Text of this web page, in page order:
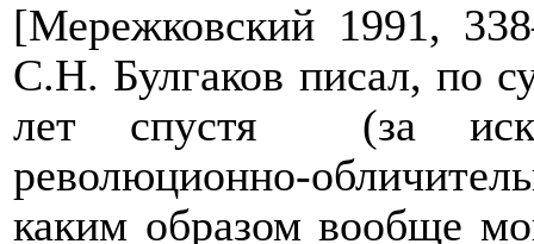
[Мережковский 1991,
С.Н. Булгаков писал, по
лет спустя
(за
революционно-
каким образом вообще